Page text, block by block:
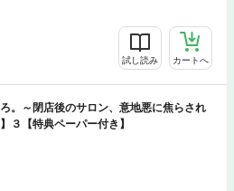
試し読み カートへ
。～閉店後のサロン、意地悪に焦らされ
３【特典ペーパー付き】